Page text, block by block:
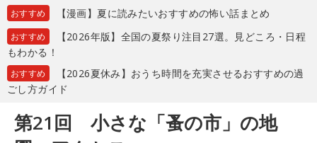
おすすめ 【漫画】夏に読みたいおすすめの怖い話まとめ
おすすめ
【2026年版】全国の夏祭り注目27選。見どころ・日程
もわかる！
おすすめ
【2026夏休み】おうち時間を充実させるおすすめの過
ごし方ガイド
第21回 小さな「蚤の市」の地